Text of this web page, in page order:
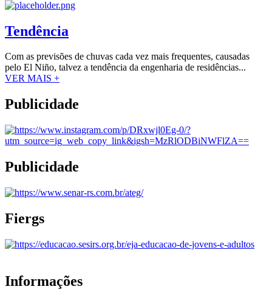
Tendência
Com as previsões de chuvas cada vez mais frequentes, causadas
pelo El Niño, talvez a tendência da engenharia de residências...
VER MAIS +
Publicidade
Publicidade
Fiergs
Informações